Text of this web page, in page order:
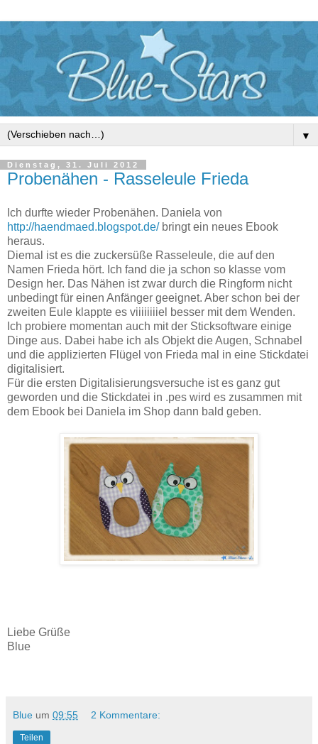
▼
Dienstag, 31. Juli 2012
Probenähen - Rasseleule Frieda
Ich durfte wieder Probenähen. Daniela von
http://haendmaed.blogspot.de/bringt ein neues Ebook
heraus.
Diemal ist es die zuckersüße Rasseleule, die auf den
Namen Frieda hört. Ich fand die ja schon so klasse vom
Design her. Das Nähen ist zwar durch die Ringform nicht
unbedingt für einen Anfänger geeignet. Aber schon bei der
zweiten Eule klappte es viiiiiiiiel besser mit dem Wenden.
Ich probiere momentan auch mit der Sticksoftware einige
Dinge aus. Dabei habe ich als Objekt die Augen, Schnabel
und die applizierten Flügel von Frieda mal in eine Stickdatei
digitalisiert.
Für die ersten Digitalisierungsversuche ist es ganz gut
geworden und die Stickdatei in .pes wird es zusammen mit
dem Ebook bei Daniela im Shop dann bald geben.
Liebe Grüße
Blue
Blue um 09:55 2 Kommentare:
Teilen